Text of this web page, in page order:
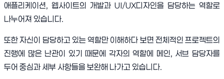
애플리케이션, 웹사이트의 개발과 UI/UX디자인을 담당하는 역할로
나누어져 있습니다.
또한 자신이 담당하고 있는 역할만 이해하다 보면 전체적인 프로젝트의
진행에 많은 난관이 있기 때문에 각자의 역할에 메인, 서브 담당자를
두어 중심과 세부 사항들을 보완해 나가고 있습니다.